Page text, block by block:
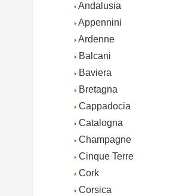
Andalusia
Appennini
Ardenne
Balcani
Baviera
Bretagna
Cappadocia
Catalogna
Champagne
Cinque Terre
Cork
Corsica